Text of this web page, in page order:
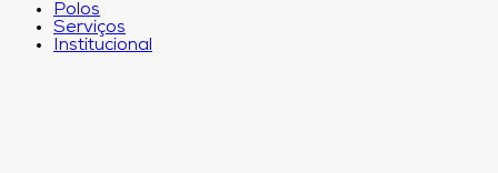
Polos
Serviços
Institucional